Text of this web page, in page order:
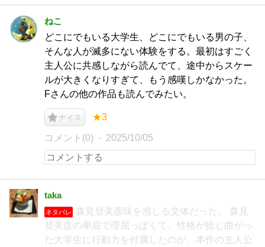
ねこ
どこにでもいる大学生、どこにでもいる男の子、
そんな人が滅多にない体験をする。最初はすごく
主人公に共感しながら読んでて、途中からスケー
ルが大きくなりすぎて、もう感嘆しかなかった。
Fさんの他の作品も読んでみたい。
ナイス ★3
コメント(0) 2025/10/05
taka
ネタバレ
森見登美彦味を感じる文体だった。 森見
登美彦の卑屈で理屈っぽくて、性格が捻じ曲がっ
た大学生に行動力を付属したのが、本作の主人公